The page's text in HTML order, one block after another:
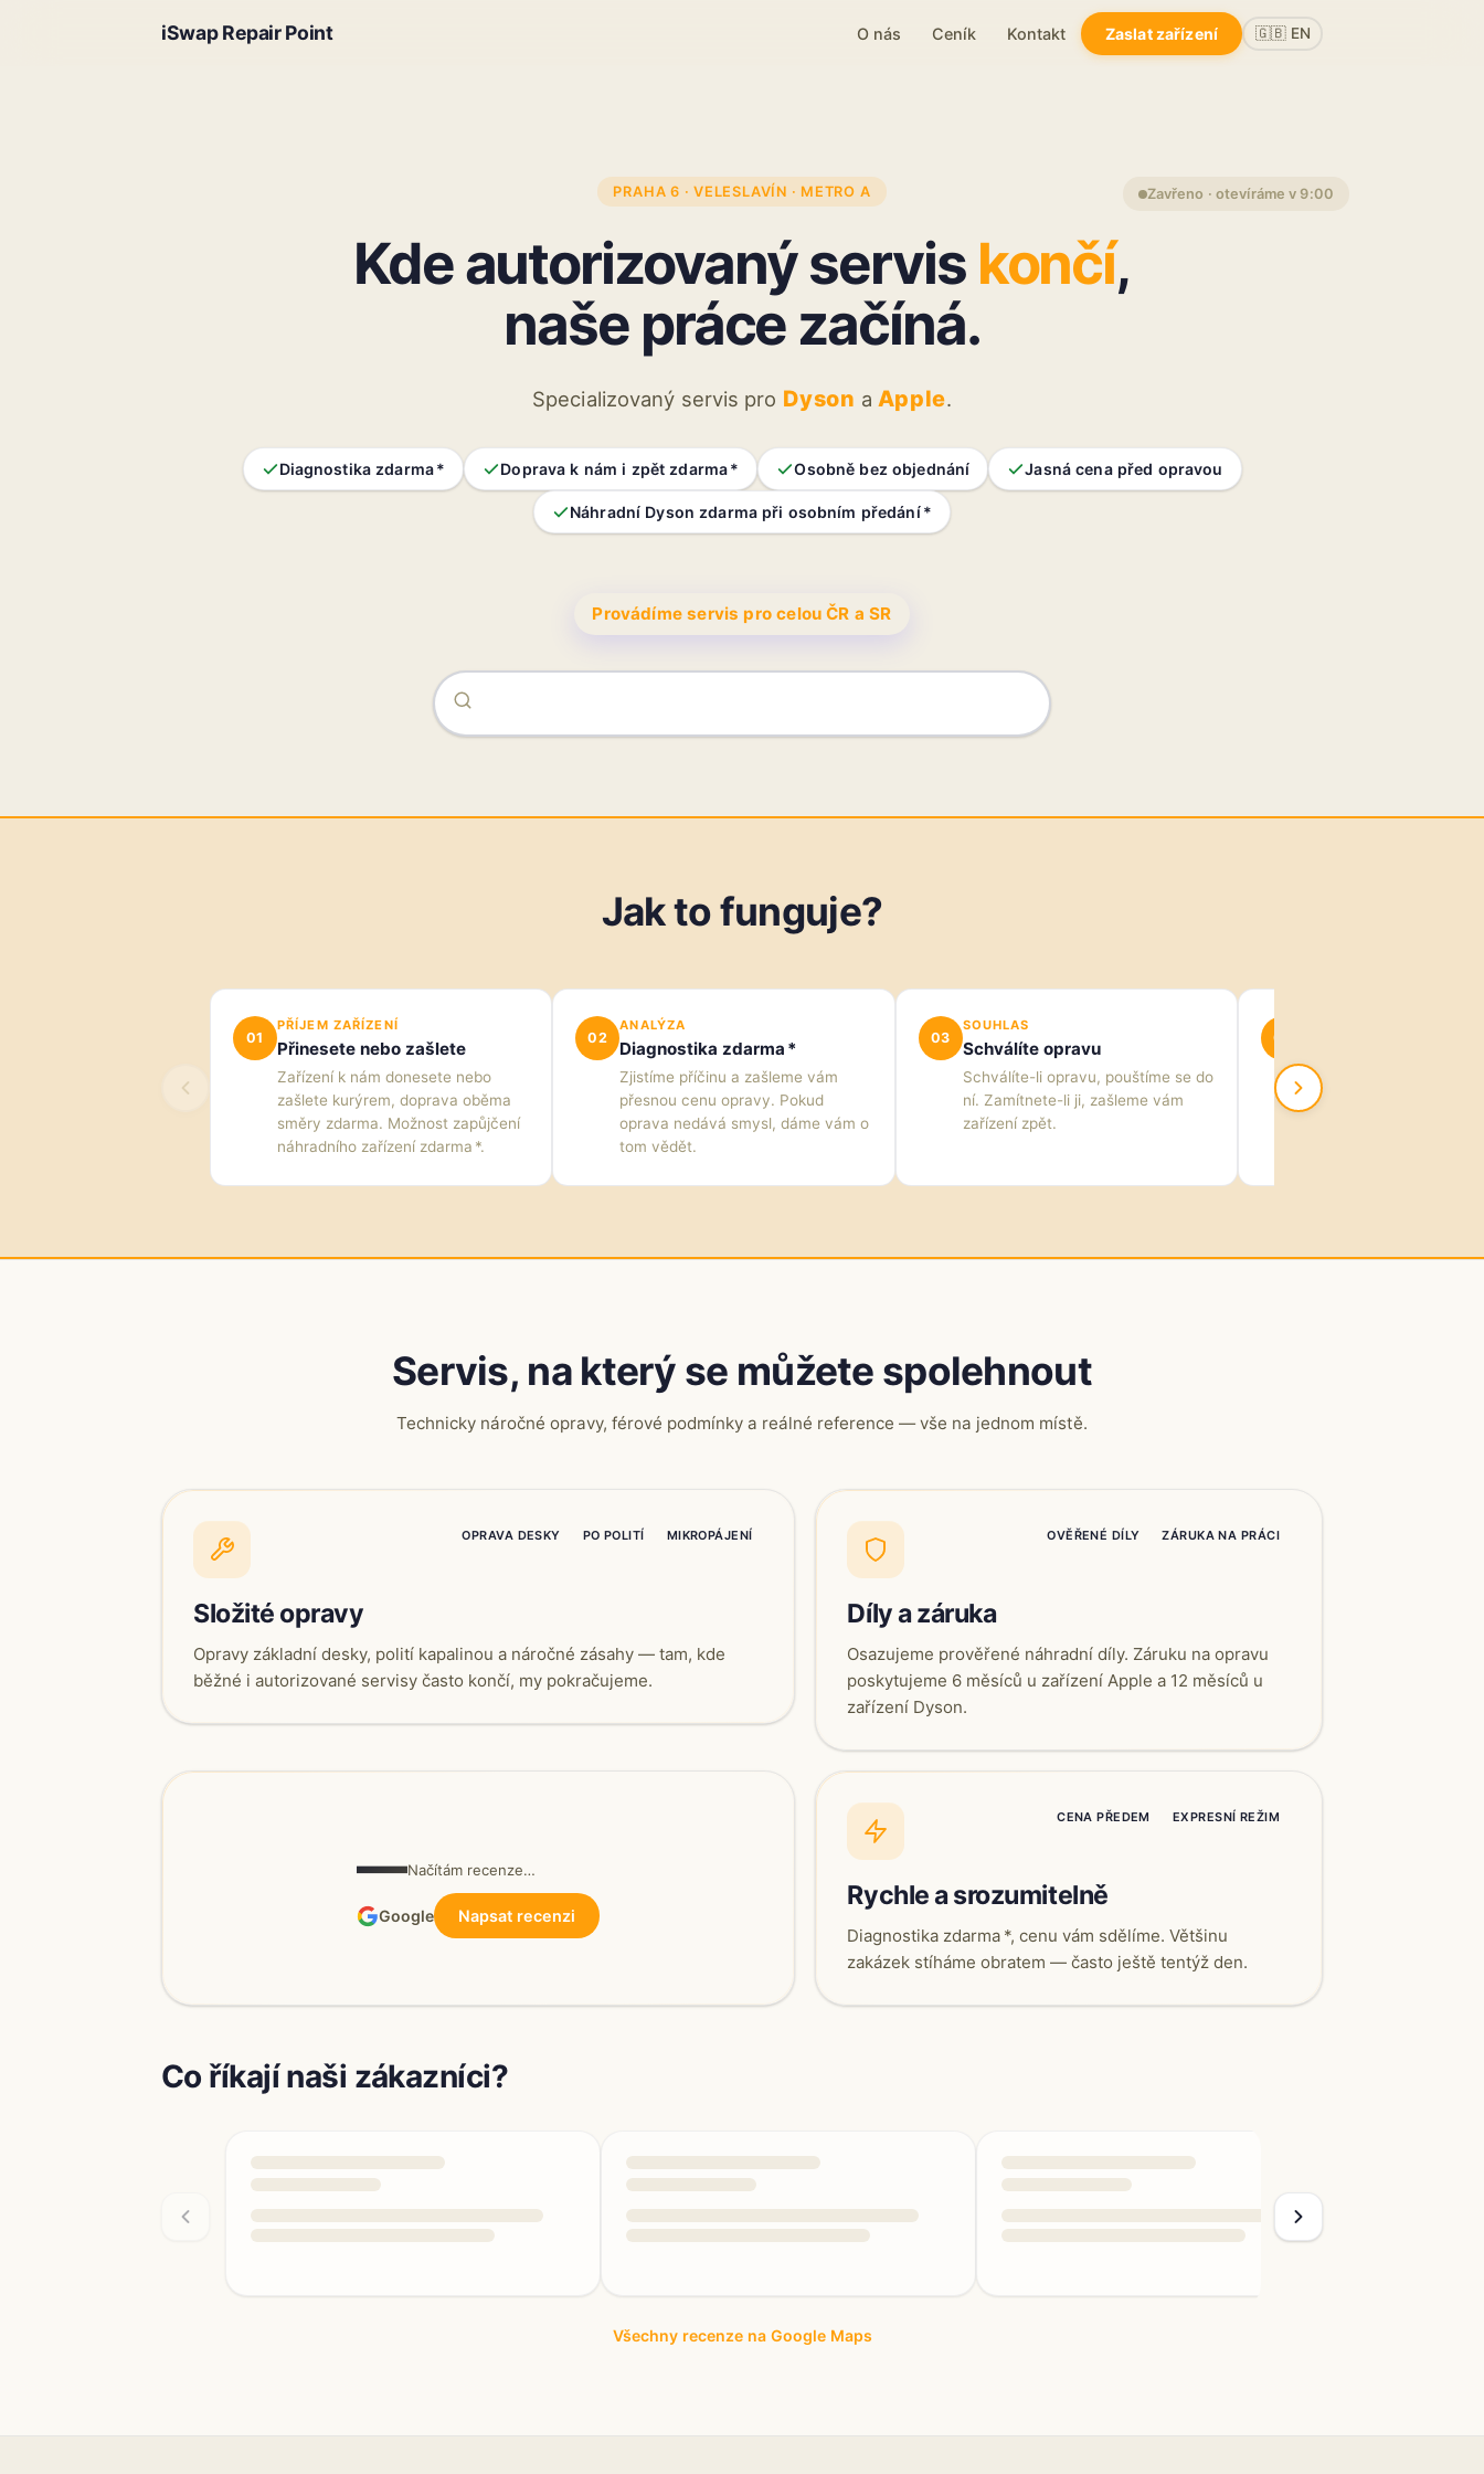
iSwap Repair Point O nás Ceník Kontakt Zaslat zařízení 🇬🇧 EN
Zavřeno · otevíráme v 9:00
PRAHA 6 · VELESLAVÍN · METRO A
Kde autorizovaný servis končí,
naše práce začíná.
Specializovaný servis pro Dyson a Apple.
Diagnostika zdarma * Doprava k nám i zpět zdarma * Osobně bez objednání Jasná cena před opravou
Náhradní Dyson zdarma při osobním předání *
Provádíme servis pro celou ČR a SR
Jak to funguje?
01
PŘÍJEM ZAŘÍZENÍ
Přinesete nebo zašlete
Zařízení k nám donesete nebo
zašlete kurýrem, doprava oběma
směry zdarma. Možnost zapůjčení
náhradního zařízení zdarma *.
02
ANALÝZA
Diagnostika zdarma *
Zjistíme příčinu a zašleme vám
přesnou cenu opravy. Pokud
oprava nedává smysl, dáme vám o
tom vědět.
03
SOUHLAS
Schválíte opravu
Schválíte-li opravu, pouštíme se do
ní. Zamítnete-li ji, zašleme vám
zařízení zpět.
04
Opravu provedeme s
kvalitu.
Servis, na který se můžete spolehnout
Technicky náročné opravy, férové podmínky a reálné reference — vše na jednom místě.
OPRAVA DESKY PO POLITÍ MIKROPÁJENÍ
Složité opravy
Opravy základní desky, polití kapalinou a náročné zásahy — tam, kde
běžné i autorizované servisy často končí, my pokračujeme.
OVĚŘENÉ DÍLY ZÁRUKA NA PRÁCI
Díly a záruka
Osazujeme prověřené náhradní díly. Záruku na opravu
poskytujeme 6 měsíců u zařízení Apple a 12 měsíců u
zařízení Dyson.
CENA PŘEDEM EXPRESNÍ REŽIM
Rychle a srozumitelně
Diagnostika zdarma *, cenu vám sdělíme. Většinu
zakázek stíháme obratem — často ještě tentýž den.
—Načítám recenze…
Google Napsat recenzi
Co říkají naši zákazníci?
Všechny recenze na Google Maps